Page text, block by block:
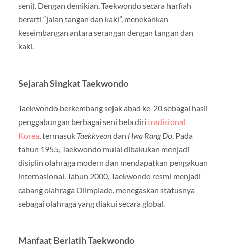
seni). Dengan demikian, Taekwondo secara harfiah
berarti “jalan tangan dan kaki”, menekankan
keseimbangan antara serangan dengan tangan dan
kaki.
Sejarah Singkat Taekwondo
Taekwondo berkembang sejak abad ke-20 sebagai hasil
penggabungan berbagai seni bela diri tradisional
Korea, termasuk Taekkyeondan Hwa Rang Do. Pada
tahun 1955, Taekwondo mulai dibakukan menjadi
disiplin olahraga modern dan mendapatkan pengakuan
internasional. Tahun 2000, Taekwondo resmi menjadi
cabang olahraga Olimpiade, menegaskan statusnya
sebagai olahraga yang diakui secara global.
Manfaat Berlatih Taekwondo